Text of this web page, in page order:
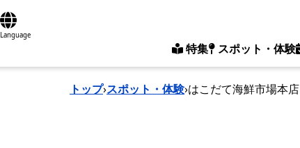
特集 スポット・体験
Language
トップ›スポット・体験›はこだて海鮮市場本店